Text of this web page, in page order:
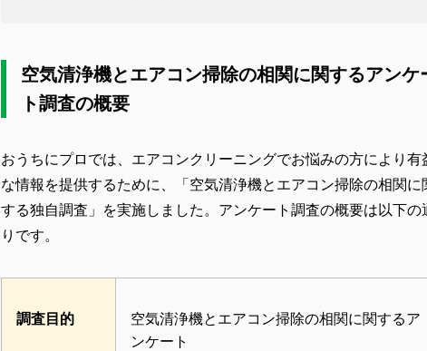
空気清浄機とエアコン掃除の相関に関するアンケ
ト調査の概要
おうちにプロでは、エアコンクリーニングでお悩みの方により有
な情報を提供するために、「空気清浄機とエアコン掃除の相関に
する独自調査」を実施しました。アンケート調査の概要は以下の
りです。
調査目的
空気清浄機とエアコン掃除の相関に関するア
ンケート